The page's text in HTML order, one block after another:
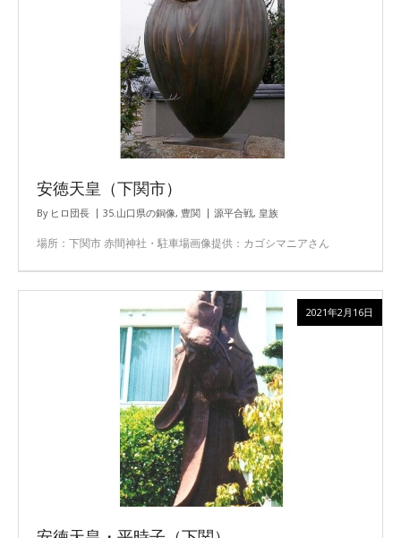
安徳天皇（下関市）
By ヒロ団長 35.山口県の銅像, 豊関 源平合戦, 皇族
場所：下関市 赤間神社・駐車場画像提供：カゴシマニアさん
2021年2月16日